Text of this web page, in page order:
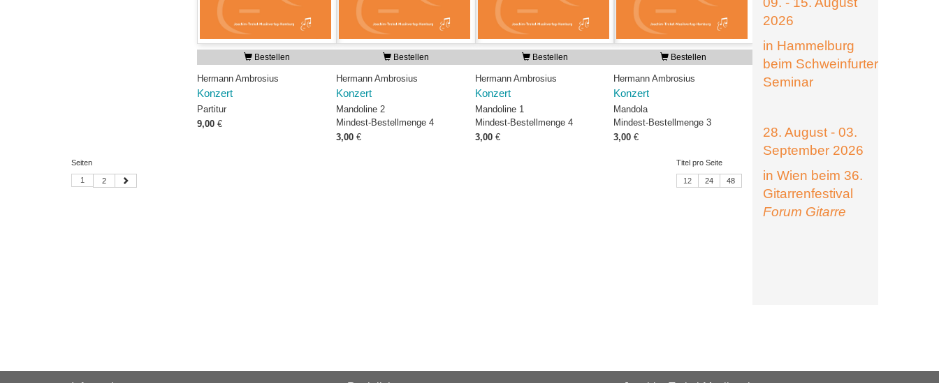
Bestellen
Hermann Ambrosius
Konzert
Partitur
9,00 €
Bestellen
Hermann Ambrosius
Konzert
Mandoline 2
Mindest-Bestellmenge 4
3,00 €
Bestellen
Hermann Ambrosius
Konzert
Mandoline 1
Mindest-Bestellmenge 4
3,00 €
Bestellen
Hermann Ambrosius
Konzert
Mandola
Mindest-Bestellmenge 3
3,00€
Seiten
1 2
Titel pro Seite
12 24 48
2026
in Hammelburg
beim Schweinfurter
Seminar
28. August - 03.
September 2026
in Wien beim 36.
Gitarrenfestival
Forum Gitarre